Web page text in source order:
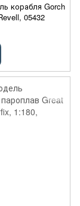
корабля Gorch
05432